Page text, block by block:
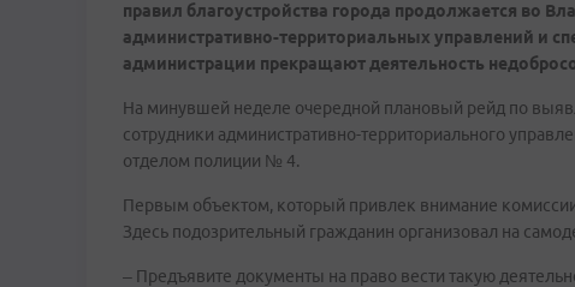
правил благоустройства города продолжается во
административно-территориальных управлений и
администрации прекращают деятельность
На минувшей неделе очередной плановый рейд по
сотрудники административно-территориального
отделом полиции № 4.
Первым объектом, который привлек внимание
Здесь подозрительный гражданин организовал на
– Предъявите документы на право вести такую